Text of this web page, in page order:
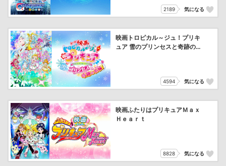
2189 気になる
映画トロピカル～ジュ！プリキ
ュア 雪のプリンセスと奇跡の
4594 気になる
映画ふたりはプリキュアＭａｘ
Ｈｅａｒｔ
8828 気になる